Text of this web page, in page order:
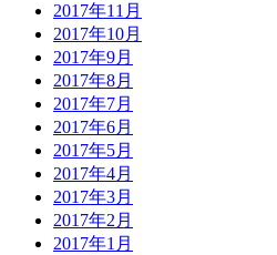
2017年11月
2017年10月
2017年9月
2017年8月
2017年7月
2017年6月
2017年5月
2017年4月
2017年3月
2017年2月
2017年1月